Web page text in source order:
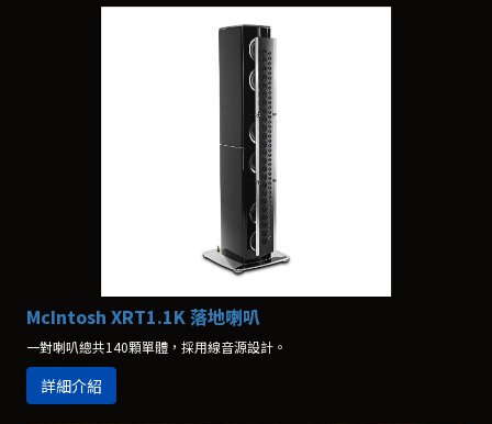
McIntosh XRT1.1K 落地喇叭
一對喇叭總共140顆單體，採用線音源設計。
詳細介紹